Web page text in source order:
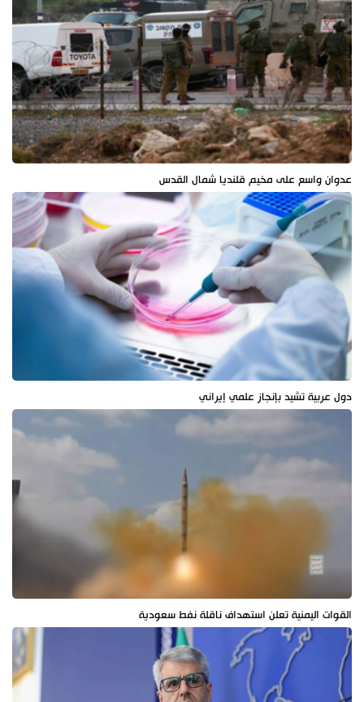
عدوان واسع على مخيم قلنديا شمال القدس
دول عربية تشيد بإنجاز علمي إيراني
القوات اليمنية تعلن استهداف ناقلة نفط سعودية